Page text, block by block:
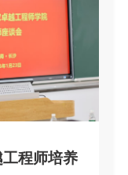
程师培养